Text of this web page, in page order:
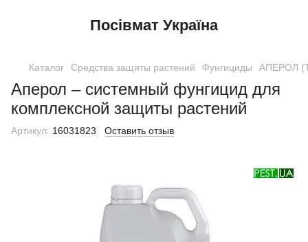
Посівмат Україна
Каталог Средства защиты растений Фунгициды АПЕРОЛ
Аперол – системный фунгицид для
комплексной защиты растений
Артикул: 16031823 Оставить отзыв